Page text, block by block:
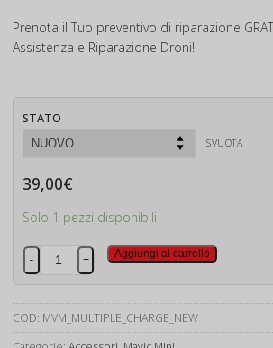
Prenota il Tuo preventivo di riparazione
Assistenza e Riparazione Droni!
STATO
SVUOTA
39,00€
Solo 1 pezzi disponibili
Mavic
Mini
Multiplo
quantità
- +
Aggiungi al carrello
COD: MVM_MULTIPLE_CHARGE_NEW